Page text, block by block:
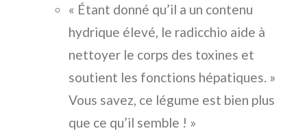
« Étant donné qu’il a un contenu
hydrique élevé, le radicchio aide à
nettoyer le corps des toxines et
soutient les fonctions hépatiques. »
Vous savez, ce légume est bien plus
que ce qu’il semble ! »